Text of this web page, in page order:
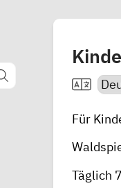
Für
Täglich